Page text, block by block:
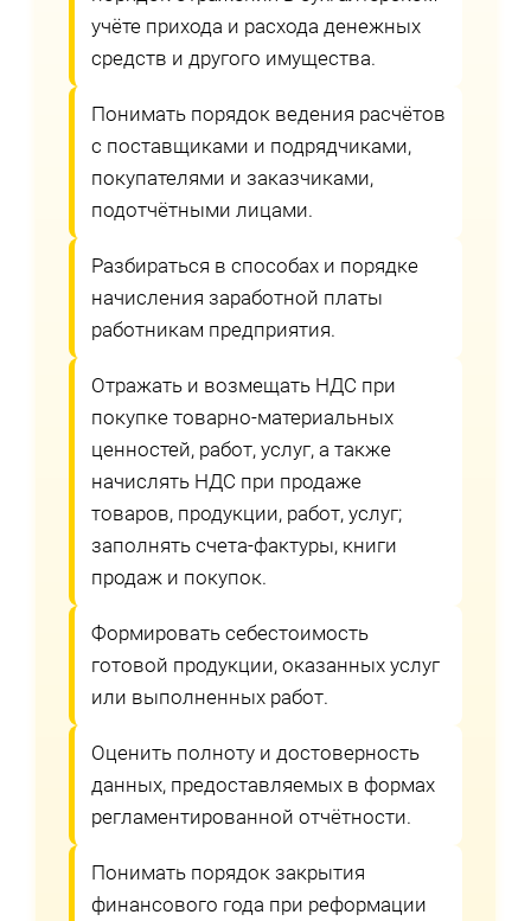
учёте прихода и расхода денежных
средств и другого имущества.
Понимать порядок ведения расчётов
с поставщиками и подрядчиками,
покупателями и заказчиками,
подотчётными лицами.
Разбираться в способах и порядке
начисления заработной платы
работникам предприятия.
Отражать и возмещать НДС при
покупке товарно-материальных
ценностей, работ, услуг, а также
начислять НДС при продаже
товаров, продукции, работ, услуг;
заполнять счета-фактуры, книги
продаж и покупок.
Формировать себестоимость
готовой продукции, оказанных услуг
или выполненных работ.
Оценить полноту и достоверность
данных, предоставляемых в формах
регламентированной отчётности.
Понимать порядок закрытия
финансового года при реформации